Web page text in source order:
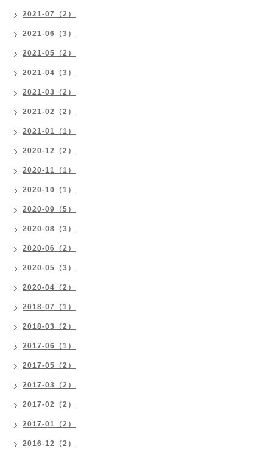
2021-07（2）
2021-06（3）
2021-05（2）
2021-04（3）
2021-03（2）
2021-02（2）
2021-01（1）
2020-12（2）
2020-11（1）
2020-10（1）
2020-09（5）
2020-08（3）
2020-06（2）
2020-05（3）
2020-04（2）
2018-07（1）
2018-03（2）
2017-06（1）
2017-05（2）
2017-03（2）
2017-02（2）
2017-01（2）
2016-12（2）